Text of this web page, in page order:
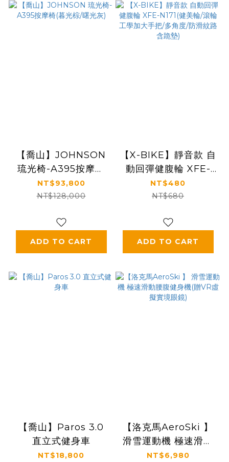
【喬山】JOHNSON
琉光椅-A395按摩椅
(暮光棕/曙光灰)
NT$93,800
NT$128,000
ADD TO CART
【X-BIKE】靜音款 自
動回彈健腹輪 XFE-
N171(健美輪/滾輪 工
學加大手把/多角度/防
NT$480
NT$680
ADD TO CART
【喬山】Paros 3.0
直立式健身車
NT$18,800
【洛克馬AeroSki 】
滑雪運動機 極速滑動
腰腹健身機(贈VR虛擬
NT$6,980